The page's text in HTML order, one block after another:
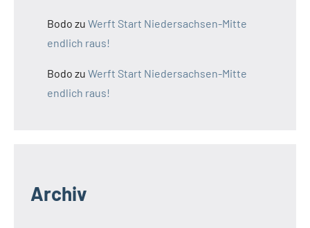
Bodo zu Werft Start Niedersachsen-Mitte
endlich raus!
Bodo zu Werft Start Niedersachsen-Mitte
endlich raus!
Archiv